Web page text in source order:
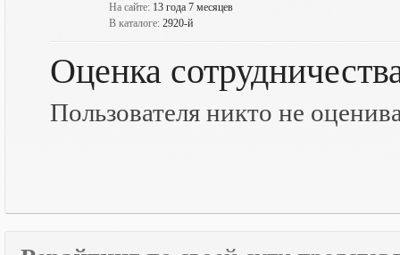
На сайте: 13 года 7 месяцев
В каталоге: 2920-й
Оценка
Пользователя никто не